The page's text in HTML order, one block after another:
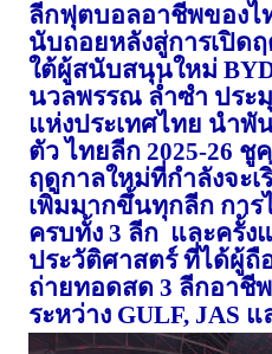
ลีกฟุตบอลอาชีพของไ
นับถอยหลังสู่การเปิด
ใต้ผู้สนับสนุนใหม่
นวลพรรณ ล่ำซำ ประ
แห่งประเทศไทย นำพั
ตัว ไทยลีก 2025-26 ชู
ฤดูกาลใหม่ที่กำลังจะเ
เพิ่มมากขึ้นทุกลีก กา
ครบทั้ง 3 ลีก และครั้ง
ประวัติศาสตร์ ที่ได้ผู้ถื
ถ่ายทอดสด 3 ลีกอาชีพ
ระหว่าง GULF, JAS แ